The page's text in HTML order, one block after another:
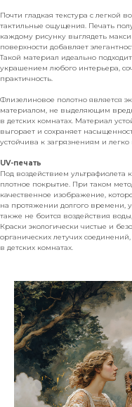
Почти гладкая текстура с легкой
тактильные ощущения. Печать
каждому рисунку выглядеть
поверхности добавляет
Такой материал идеально
украшением любого интерьера,
практичность.
Флизелиновое полотно является
материалом, не выделяющим
в детских комнатах. Материал
выгорает и сохраняет
устойчива к загрязнениям и легко
UV-печать
Под воздействием ультрафиолета
плотное покрытие. При таком
качественное изображение,
на протяжении долгого времени,
также не боится воздействия
Краски экологически чистые и
органических летучих
в детских комнатах.